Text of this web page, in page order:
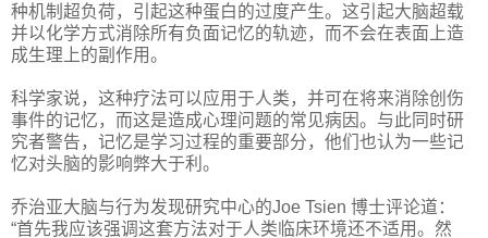
种机制超负荷，引起这种蛋白的过度产生。这引起大脑超载
并以化学方式消除所有负面记忆的轨迹，而不会在表面上造
成生理上的副作用。
科学家说，这种疗法可以应用于人类，并可在将来消除创伤
事件的记忆，而这是造成心理问题的常见病因。与此同时研
究者警告，记忆是学习过程的重要部分，他们也认为一些记
忆对头脑的影响弊大于利。
乔治亚大脑与行为发现研究中心的Joe Tsien 博士评论道：
“首先我应该强调这套方法对于人类临床环境还不适用。然